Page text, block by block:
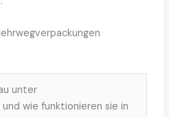
unter
wie funktionieren sie in